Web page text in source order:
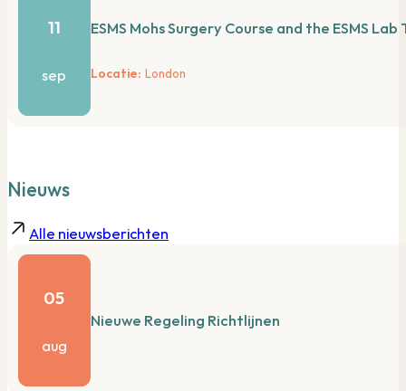
ESMS Mohs Surgery Course and the ESMS
London
11
sep
Nieuws
Alle nieuwsberichten
Nieuwe Regeling Richtlijnen
05
aug